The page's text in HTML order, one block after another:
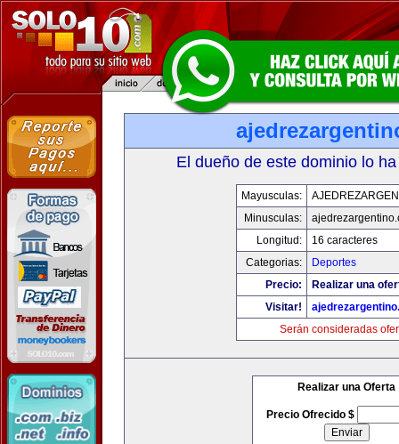
El dueño de este dominio lo
Mayusculas:
Minusculas:
Longitud:
16 caracteres
Categorias:
Deportes
Precio:
Realizar una
Visitar!
Serán consideradas
Realizar una Oferta
Precio Ofrecido $